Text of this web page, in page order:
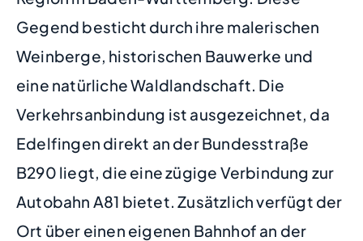
Gegend besticht durch ihre malerischen
Weinberge, historischen Bauwerke und
eine natürliche Waldlandschaft. Die
Verkehrsanbindung ist ausgezeichnet, da
Edelfingen direkt an der Bundesstraße
B290 liegt, die eine zügige Verbindung zur
Autobahn A81 bietet. Zusätzlich verfügt der
Ort über einen eigenen Bahnhof an der